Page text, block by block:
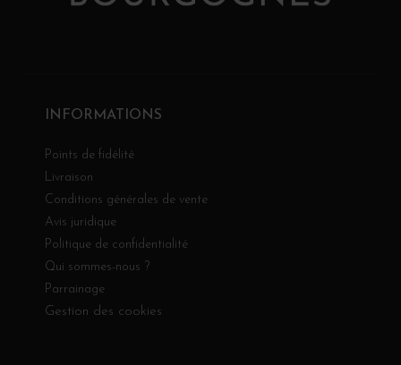
INFORMATIONS
Points de fidélité
Livraison
Conditions générales de vente
Avis juridique
Politique de confidentialité
Qui sommes-nous ?
Parrainage
Gestion des cookies